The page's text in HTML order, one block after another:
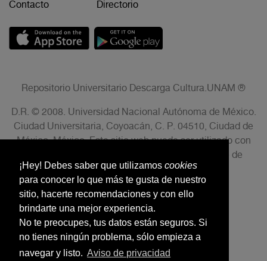
¡Hey! Debes saber que utilizamos cookies
para conocer lo que más te gusta de nuestro
sitio, hacerte recomendaciones y con ello
brindarte una mejor experiencia.
No te preocupes, tus datos están seguros. Si
no tienes ningún problema, sólo empieza a
navegar y listo. Aviso de privacidad
Contacto Directorio
Repositorio Universitario Descarga Cultura.UNAM ®
D.R. © 2008. Universidad Nacional Autónoma de México.
Ciudad Universitaria, Coyoacán, C. P. 04510, Ciudad de
México, México. Este sitio web puede ser utilizado con
fines no lucrativos siempre que se cite la fuente de
conformidad con el AVISO LEGAL.